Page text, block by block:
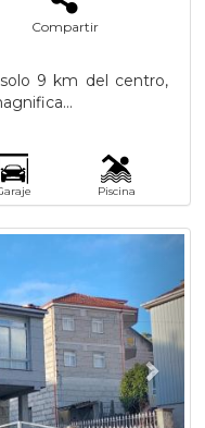
Compartir
9 km del centro,
Piscina